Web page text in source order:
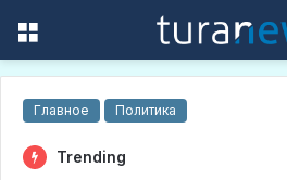
Главное Политика
Trending